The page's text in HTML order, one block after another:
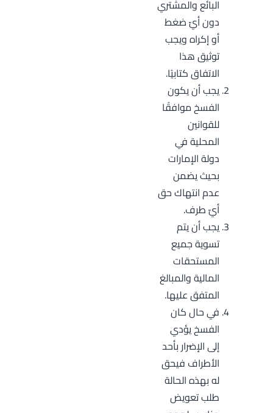
البائع والمشتري
دون أيّ ضغط
أو إكراه ويجب
توثيق هذا
الاتفاق كتابيًا.
يجب أن يكون
الفسخ موافقًا
للقوانين
المحلية في
دولة الإمارات
بحيث يضمن
عدم انتهاك حق
أيّ طرف.
يجب أن يتم
تسوية جميع
المستحقات
المالية والمبالغ
المتفق عليها.
في حال كان
الفسخ يؤدي
إلى الإضرار بأحد
الأطراف فيحق
له بهذه الحالة
طلب تعويض